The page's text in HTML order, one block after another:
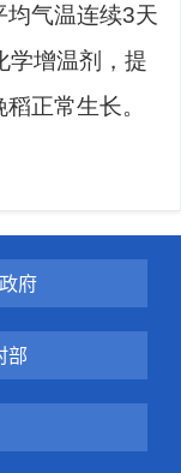
均气温连续3天
增温剂，提
正常生长。
府
部